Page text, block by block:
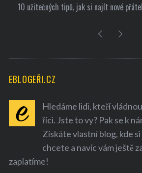
10 užitečných tipů, jak si najít nové
EBLOGEŘI.CZ
Hledáme lidi, kteří
říci. Jste to vy? Pak se k
Získáte vlastní blog, kde
chcete a navíc vám ještě
zaplatíme!